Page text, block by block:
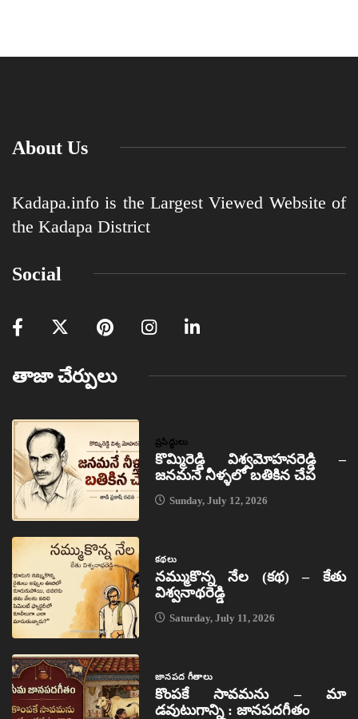
About Us
Kadapa.info is the Largest Viewed Website of
the Kadapa District
Social
తాజా చేర్పులు
ప్రసిద్ధులు
కొమ్మిరెడ్డి విశ్వమోహనరెడ్డి –
జనమనే నీళ్ళలో బతికిన చేప
Sunday, July 12, 2026
కథలు
నమ్ముకొన్న నేల (కథ) – కేతు
విశ్వనాథరెడ్డి
Saturday, July 11, 2026
జానపద గీతాలు
కొంపకే సావమను – మా
డవుటుగాన్ని : జానపదగీతం